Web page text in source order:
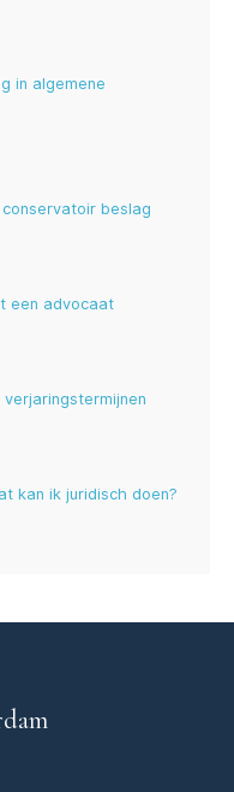
in algemene
beslag
een advocaat
kan ik juridisch doen?